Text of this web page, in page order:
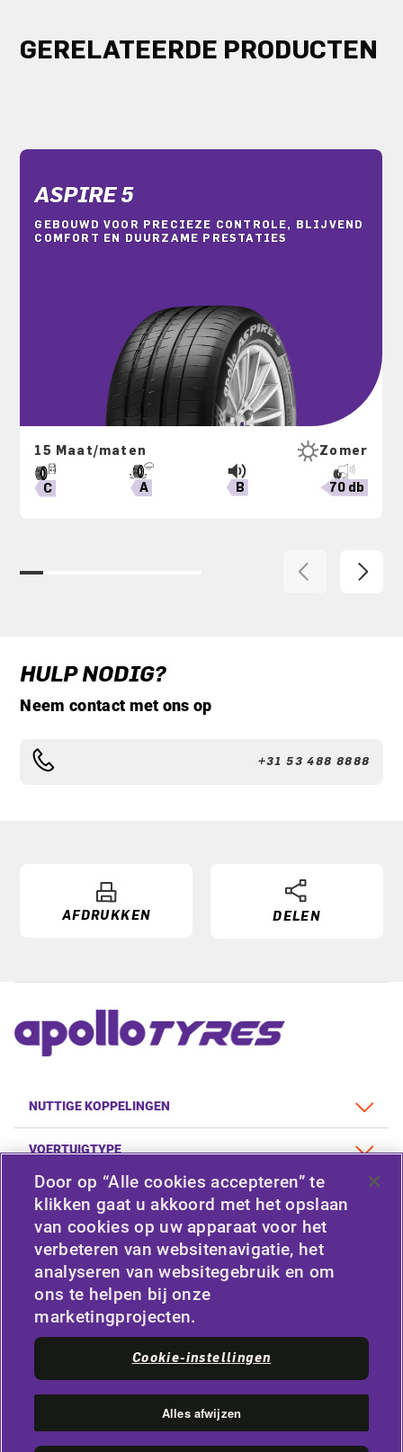
GERELATEERDE PRODUCTEN
ASPIRE 5
GEBOUWD VOOR PRECIEZE CONTROLE, BLIJVEND
COMFORT EN DUURZAME PRESTATIES
15 Maat/maten Zomer
C A B 70 db
HULP NODIG?
Neem contact met ons op
+31 53 488 8888
AFDRUKKEN DELEN
NUTTIGE KOPPELINGEN
VOERTUIGTYPE
BELEID
BEDRIJF
VERBONDEN BLIJVEN
Facebook
Twitter
Instagram
LinkedIn
Door op “Alle cookies accepteren” te
klikken gaat u akkoord met het opslaan
van cookies op uw apparaat voor het
verbeteren van websitenavigatie, het
analyseren van websitegebruik en om
ons te helpen bij onze
marketingprojecten.
Cookie-instellingen
Alles afwijzen